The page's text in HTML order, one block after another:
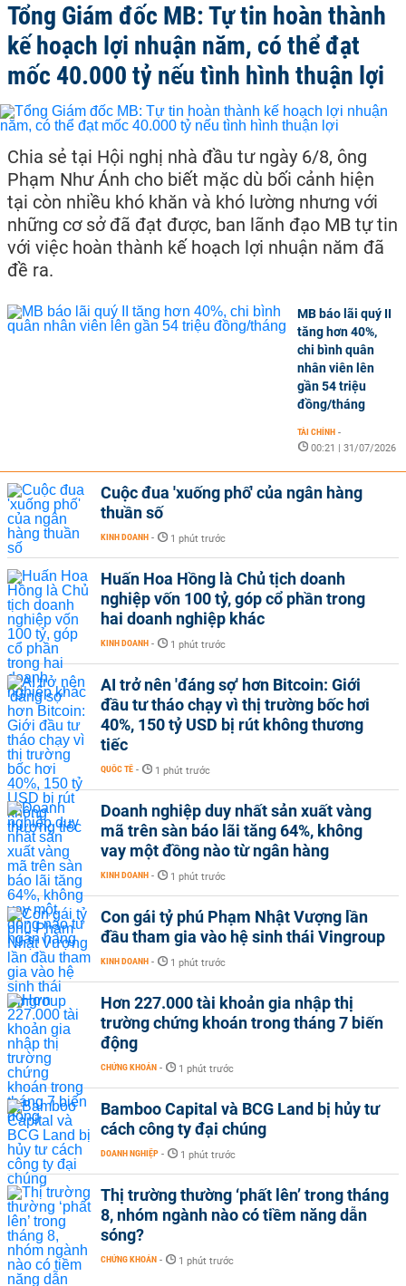
Tổng Giám đốc MB: Tự tin hoàn thành
kế hoạch lợi nhuận năm, có thể đạt
mốc 40.000 tỷ nếu tình hình thuận lợi
Chia sẻ tại Hội nghị nhà đầu tư ngày 6/8, ông
Phạm Như Ánh cho biết mặc dù bối cảnh hiện
tại còn nhiều khó khăn và khó lường nhưng với
những cơ sở đã đạt được, ban lãnh đạo MB tự tin
với việc hoàn thành kế hoạch lợi nhuận năm đã
đề ra.
MB báo lãi quý II
tăng hơn 40%,
chi bình quân
nhân viên lên
gần 54 triệu
đồng/tháng
TÀI CHÍNH -
00:21 | 31/07/2026
Cuộc đua 'xuống phố' của ngân hàng
thuần số
KINH DOANH - 1 phút trước
Huấn Hoa Hồng là Chủ tịch doanh
nghiệp vốn 100 tỷ, góp cổ phần trong
hai doanh nghiệp khác
KINH DOANH - 1 phút trước
AI trở nên 'đáng sợ' hơn Bitcoin: Giới
đầu tư tháo chạy vì thị trường bốc hơi
40%, 150 tỷ USD bị rút không thương
tiếc
QUỐC TẾ - 1 phút trước
Doanh nghiệp duy nhất sản xuất vàng
mã trên sàn báo lãi tăng 64%, không
vay một đồng nào từ ngân hàng
KINH DOANH - 1 phút trước
Con gái tỷ phú Phạm Nhật Vượng lần
đầu tham gia vào hệ sinh thái Vingroup
KINH DOANH - 1 phút trước
Hơn 227.000 tài khoản gia nhập thị
trường chứng khoán trong tháng 7 biến
động
CHỨNG KHOÁN - 1 phút trước
Bamboo Capital và BCG Land bị hủy tư
cách công ty đại chúng
DOANH NGHIỆP - 1 phút trước
Thị trường thường ‘phất lên’ trong tháng
8, nhóm ngành nào có tiềm năng dẫn
sóng?
CHỨNG KHOÁN - 1 phút trước